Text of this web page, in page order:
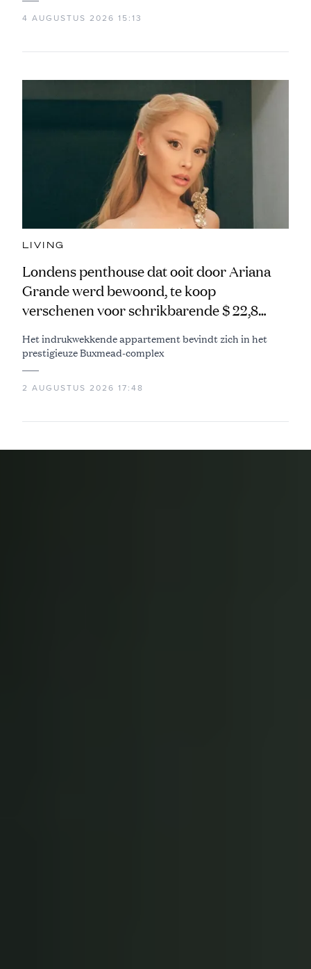
4 AUGUSTUS 2026 15:13
LIVING
Londens penthouse dat ooit door Ariana
Grande werd bewoond, te koop
verschenen voor schrikbarende $ 22,8
Het indrukwekkende appartement bevindt zich in het
prestigieuze Buxmead-complex
2 AUGUSTUS 2026 17:48